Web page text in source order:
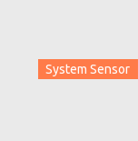
System Sensor